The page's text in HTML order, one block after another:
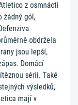
z osmnácti
žádný gól,
obdržela
jsou lepší,
Domácí
sérii. Také
výsledků,
mají v